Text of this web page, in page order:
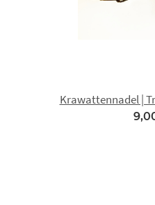
Krawattennadel |